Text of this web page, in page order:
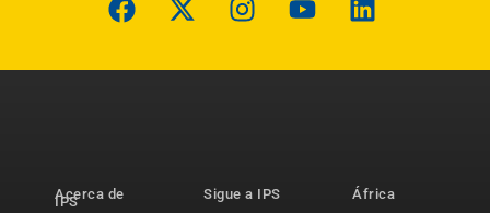
Acerca de
IPS
Sigue a IPS
África